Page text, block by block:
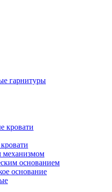
гарнитуры
кровати
основанием
основание